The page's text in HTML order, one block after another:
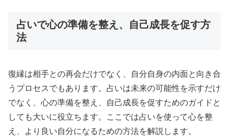
占いで心の準備を整え、自己成長を促す方
法
復縁は相手との再会だけでなく、自分自身の内面と向き合
うプロセスでもあります。占いは未来の可能性を示すだけ
でなく、心の準備を整え、自己成長を促すためのガイドと
しても大いに役立ちます。ここでは占いを使って心を整
え、より良い自分になるための方法を解説します。